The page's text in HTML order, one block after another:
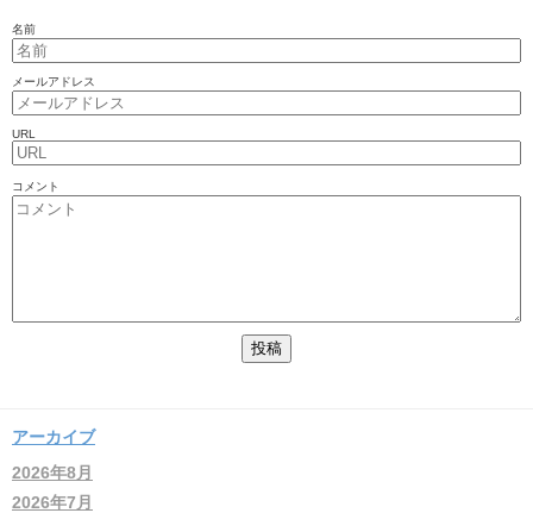
名前
メールアドレス
URL
コメント
アーカイブ
2026年8月
2026年7月